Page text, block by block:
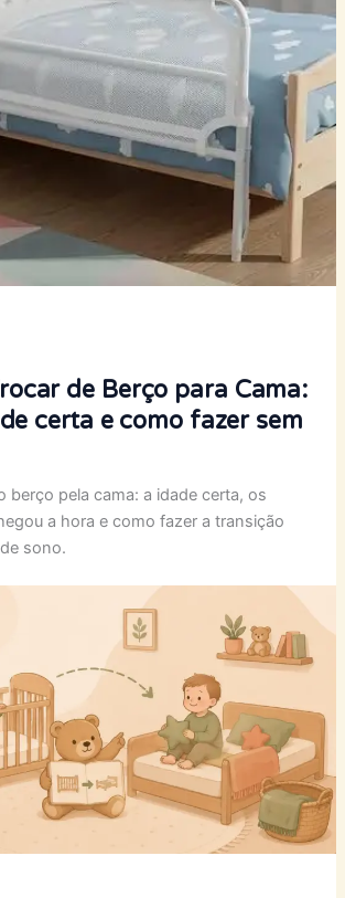
de Berço para Cama:
certa e como fazer sem
berço pela cama: a idade certa, os
a hora e como fazer a transição
sono.